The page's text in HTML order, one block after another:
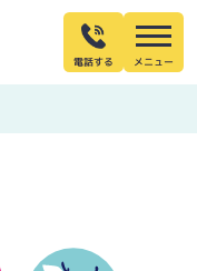
電話する